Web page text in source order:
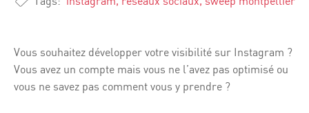
Vous souhaitez développer votre visibilité sur Instagram ?
Vous avez un compte mais vous ne l’avez pas optimisé ou
vous ne savez pas comment vous y prendre ?